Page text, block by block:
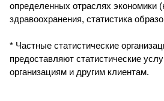
определенных отраслях экономики
здравоохранения, статистика
* Частные статистические
предоставляют статистические
организациям и другим клиентам.